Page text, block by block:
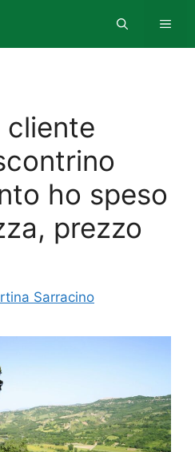
cliente
ho speso
prezzo
Sarracino